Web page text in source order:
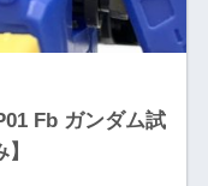
Fb ガンダム試